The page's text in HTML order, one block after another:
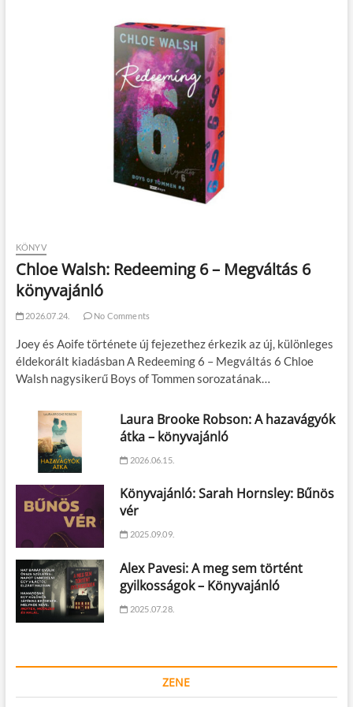
KÖNYV
Chloe Walsh: Redeeming 6 – Megváltás 6
könyvajánló
2026.07.24. No Comments
Joey és Aoife története új fejezethez érkezik az új, különleges
éldekorált kiadásban A Redeeming 6 – Megváltás 6 Chloe
Walsh nagysikerű Boys of Tommen sorozatának…
Laura Brooke Robson: A hazavágyók
átka – könyvajánló
2026.06.15.
Könyvajánló: Sarah Hornsley: Bűnös
vér
2025.09.09.
Alex Pavesi: A meg sem történt
gyilkosságok – Könyvajánló
2025.07.28.
ZENE